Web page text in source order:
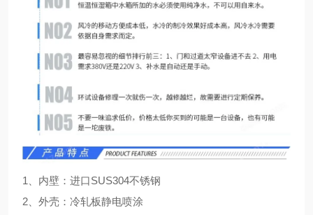
1、内壁：进口SUS304不锈钢
2、外壳：冷轧板静电喷涂